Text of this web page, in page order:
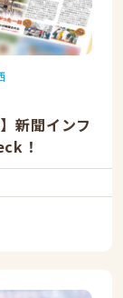
新聞インフ
！